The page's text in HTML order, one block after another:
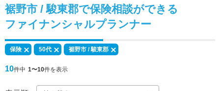
裾野市 / 駿東郡で保険相談ができる
ファイナンシャルプランナー
保険 50代 裾野市 / 駿東郡
10件中 1〜10件を表示